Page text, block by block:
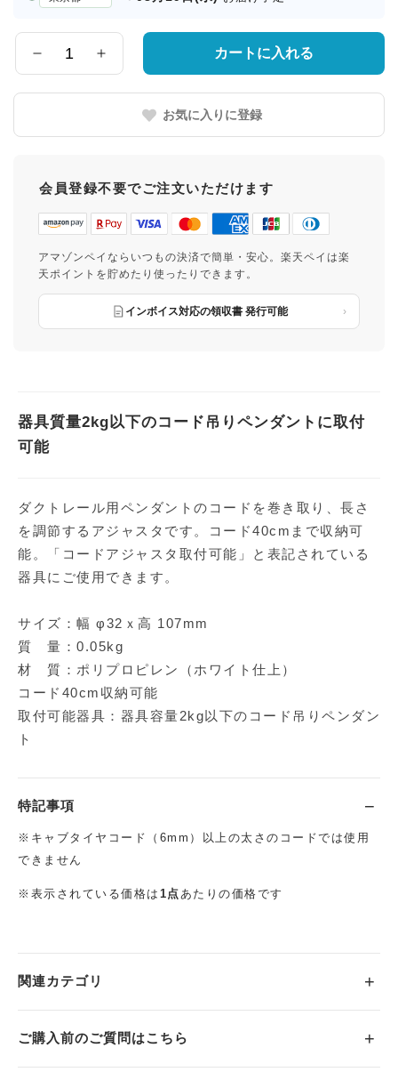
届
県
量
カートに入れる
お気に入りに登録
会員登録不要でご注文いただけます
アマゾンペイならいつもの決済で簡単・安心。楽天ペイは楽
天ポイントを貯めたり使ったりできます。
インボイス対応の領収書 発行可能
器具質量2kg以下のコード吊りペンダントに取付
可能
ダクトレール用ペンダントのコードを巻き取り、長さ
を調節するアジャスタです。コード40cmまで収納可
能。「コードアジャスタ取付可能」と表記されている
器具にご使用できます。
サイズ：幅 φ32ｘ高 107mm
質 量：0.05kg
材 質：ポリプロピレン（ホワイト仕上）
コード40cm収納可能
取付可能器具：器具容量2kg以下のコード吊りペンダン
ト
特記事項
※キャブタイヤコード（6mm）以上の太さのコードでは使用
できません
※表示されている価格は 1点あたりの価格です
関連カテゴリ
ご購入前のご質問はこちら